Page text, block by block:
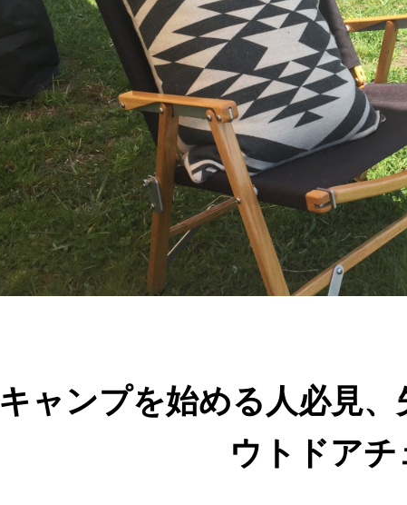
キャンプを始める人必見
ウトドアチ